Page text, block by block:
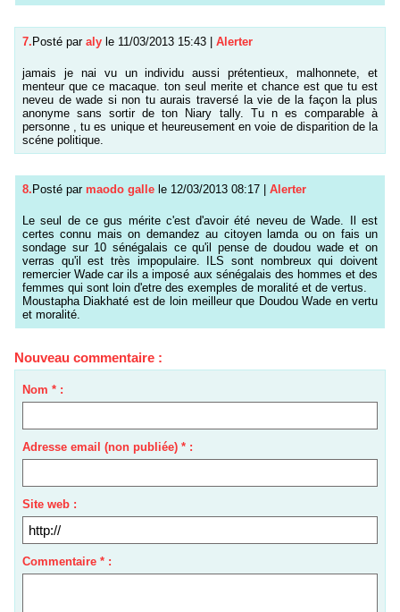
7.Posté par aly le 11/03/2013 15:43 | Alerter
jamais je nai vu un individu aussi prétentieux, malhonnete, et
menteur que ce macaque. ton seul merite et chance est que tu est
neveu de wade si non tu aurais traversé la vie de la façon la plus
anonyme sans sortir de ton Niary tally. Tu n es comparable à
personne , tu es unique et heureusement en voie de disparition de la
scéne politique.
8. Posté par maodo galle le 12/03/2013 08:17 Alerter
Le seul de ce gus mérite c'est d'avoir été neveu de Wade. Il est
certes connu mais on demandez au citoyen lamda ou on fais un
sondage sur 10 sénégalais ce qu'il pense de doudou wade et on
verras qu'il est très impopulaire. ILS sont nombreux qui doivent
remercier Wade car ils a imposé aux sénégalais des hommes et des
femmes qui sont loin d'etre des exemples de moralité et de vertus.
Moustapha Diakhaté est de loin meilleur que Doudou Wade en vertu
et moralité.
Nouveau commentaire :
Nom * :
Adresse email (non publiée) * :
Site web :
Commentaire * :